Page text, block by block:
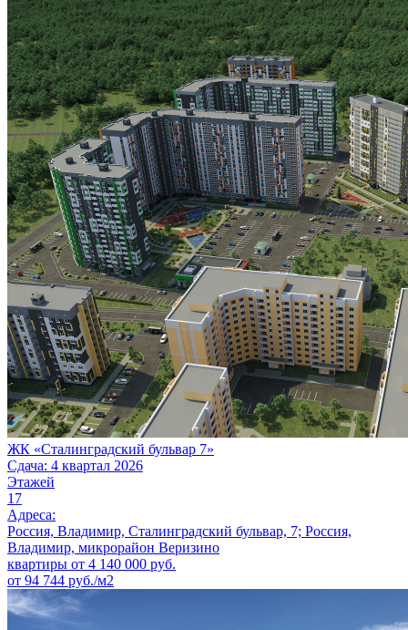
ЖК «Сталинградский бульвар 7»
Сдача: 4 квартал 2026
Этажей
17
Адреса:
Россия, Владимир, Сталинградский бульвар, 7; Россия,
Владимир, микрорайон Веризино
квартиры от 4 140 000 руб.
от 94 744 руб./м2